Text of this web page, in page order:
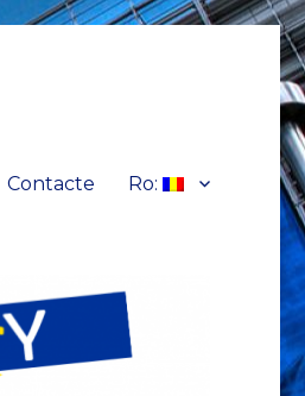
Contacte Ro: